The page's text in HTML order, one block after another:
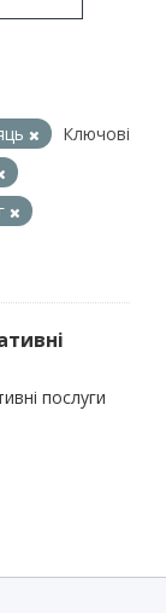
Ключові
послуги